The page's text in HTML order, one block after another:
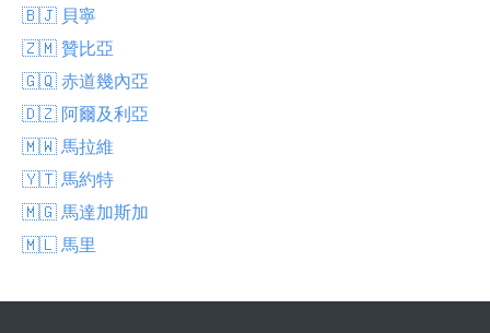
🇧🇯 貝寧
🇿🇲 贊比亞
🇬🇶 赤道幾內亞
🇩🇿 阿爾及利亞
🇲🇼 馬拉維
🇾🇹 馬約特
🇲🇬 馬達加斯加
🇲🇱 馬里